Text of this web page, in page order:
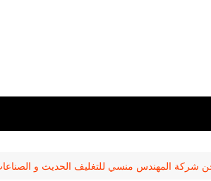
نحن شركة المهندس منسي للتغليف الحديث و